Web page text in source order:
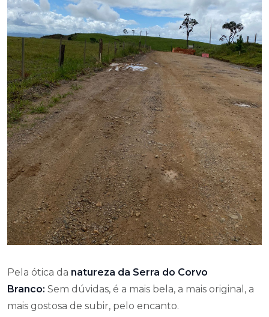
Pela ótica da natureza da Serra do Corvo
Branco: Sem dúvidas, é a mais bela, a mais original, a
mais gostosa de subir, pelo encanto.